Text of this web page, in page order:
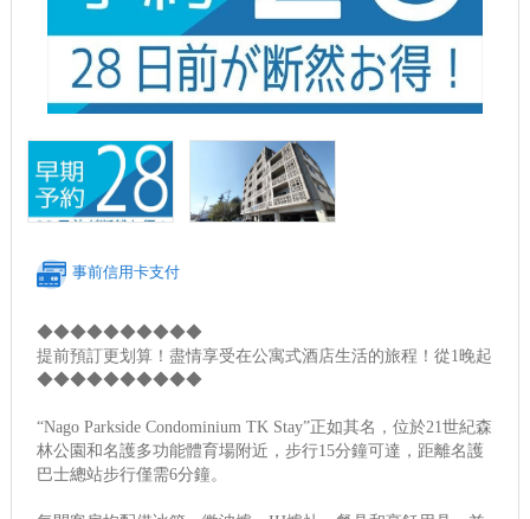
事前信用卡支付
◆◆◆◆◆◆◆◆◆◆
提前預訂更划算！盡情享受在公寓式酒店生活的旅程！從1晚起
◆◆◆◆◆◆◆◆◆◆
“Nago Parkside Condominium TK Stay”正如其名，位於21世紀森
林公園和名護多功能體育場附近，步行15分鐘可達，距離名護
巴士總站步行僅需6分鐘。